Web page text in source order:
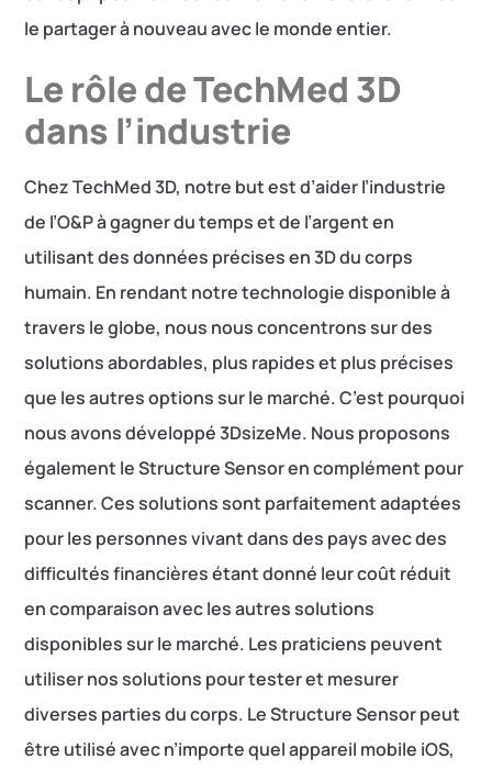
le partager à nouveau avec le monde entier.
Le rôle de TechMed 3D
dans l’industrie
Chez TechMed 3D, notre but est d’aider l’industrie
de l’O&P à gagner du temps et de l’argent en
utilisant des données précises en 3D du corps
humain. En rendant notre technologie disponible à
travers le globe, nous nous concentrons sur des
solutions abordables, plus rapides et plus précises
que les autres options sur le marché. C’est pourquoi
nous avons développé 3DsizeMe. Nous proposons
également le Structure Sensor en complément pour
scanner. Ces solutions sont parfaitement adaptées
pour les personnes vivant dans des pays avec des
difficultés financières étant donné leur coût réduit
en comparaison avec les autres solutions
disponibles sur le marché. Les praticiens peuvent
utiliser nos solutions pour tester et mesurer
diverses parties du corps. Le Structure Sensor peut
être utilisé avec n’importe quel appareil mobile iOS,